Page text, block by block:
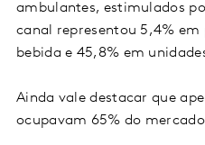
ambulantes, estimulados
canal representou 5,4% em
bebida e 45,8% em
Ainda vale destacar que
ocupavam 65% do